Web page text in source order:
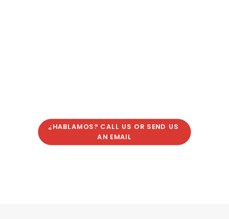
¿HABLAMOS? CALL US OR SEND US
AN EMAIL